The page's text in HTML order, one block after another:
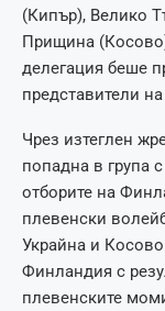
(Кипър), Велико
Прищина
делегация беше
представители
Чрез изтеглен
попадна в група
отборите на
плевенски
Украйна и
Финландия с
плевенските